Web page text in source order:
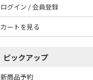
ログイン / 会員登録
カートを見る
ピックアップ
新商品予約